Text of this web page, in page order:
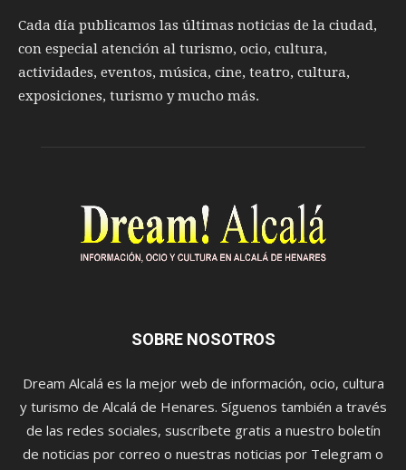
Cada día publicamos las últimas noticias de la ciudad,
con especial atención al turismo, ocio, cultura,
actividades, eventos, música, cine, teatro, cultura,
exposiciones, turismo y mucho más.
SOBRE NOSOTROS
Dream Alcalá es la mejor web de información, ocio, cultura
y turismo de Alcalá de Henares. Síguenos también a través
de las redes sociales, suscríbete gratis a nuestro boletín
de noticias por correo o nuestras noticias por Telegram o